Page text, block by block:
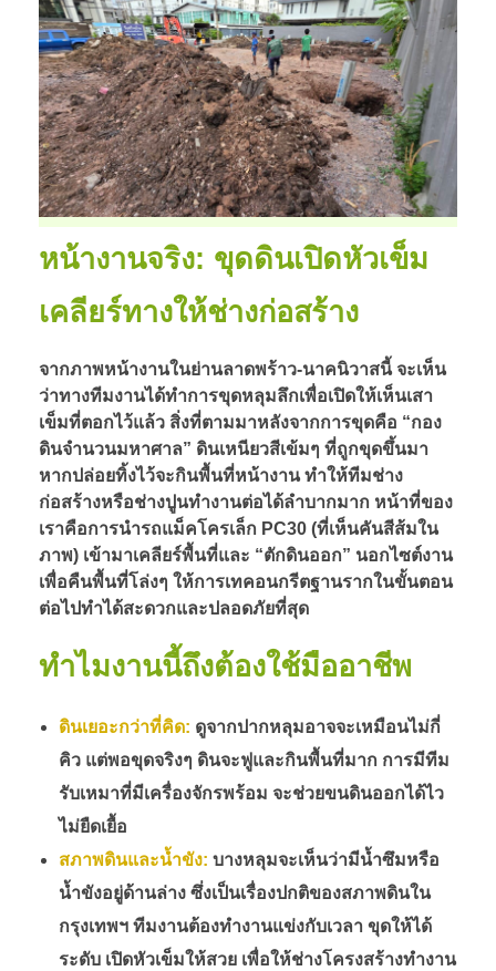
หน้างานจริง: ขุดดินเปิดหัวเข็ม
เคลียร์ทางให้ช่างก่อสร้าง
จากภาพหน้างานในย่านลาดพร้าว-นาคนิวาสนี้ จะเห็น
ว่าทางทีมงานได้ทำการขุดหลุมลึกเพื่อเปิดให้เห็นเสา
เข็มที่ตอกไว้แล้ว สิ่งที่ตามมาหลังจากการขุดคือ “กอง
ดินจำนวนมหาศาล” ดินเหนียวสีเข้มๆ ที่ถูกขุดขึ้นมา
หากปล่อยทิ้งไว้จะกินพื้นที่หน้างาน ทำให้ทีมช่าง
ก่อสร้างหรือช่างปูนทำงานต่อได้ลำบากมาก หน้าที่ของ
เราคือการนำรถแม็คโครเล็ก PC30 (ที่เห็นคันสีส้มใน
ภาพ) เข้ามาเคลียร์พื้นที่และ “ตักดินออก” นอกไซต์งาน
เพื่อคืนพื้นที่โล่งๆ ให้การเทคอนกรีตฐานรากในขั้นตอน
ต่อไปทำได้สะดวกและปลอดภัยที่สุด
ทำไมงานนี้ถึงต้องใช้มืออาชีพ
ดินเยอะกว่าที่คิด: ดูจากปากหลุมอาจจะเหมือนไม่กี่
คิว แต่พอขุดจริงๆ ดินจะฟูและกินพื้นที่มาก การมีทีม
รับเหมาที่มีเครื่องจักรพร้อม จะช่วยขนดินออกได้ไว
ไม่ยืดเยื้อ
สภาพดินและน้ำขัง: บางหลุมจะเห็นว่ามีน้ำซึมหรือ
น้ำขังอยู่ด้านล่าง ซึ่งเป็นเรื่องปกติของสภาพดินใน
กรุงเทพฯ ทีมงานต้องทำงานแข่งกับเวลา ขุดให้ได้
ระดับ เปิดหัวเข็มให้สวย เพื่อให้ช่างโครงสร้างทำงาน